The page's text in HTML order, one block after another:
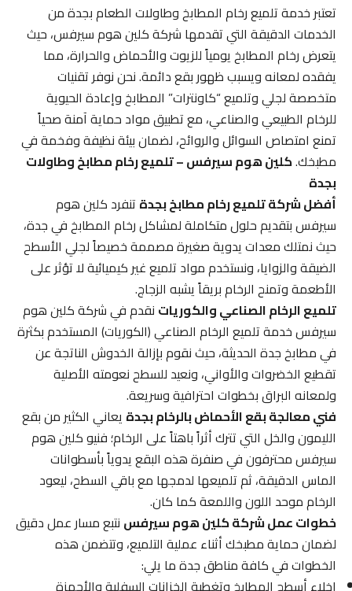
تعتبر خدمة تلميع رخام المطابخ وطاولات الطعام بجدة من
الخدمات الدقيقة التي تقدمها شركة كلين هوم سيرفس، حيث
يتعرض رخام المطابخ يومياً للزيوت والأحماض والحرارة، مما
يفقده لمعانه ويسبب ظهور بقع دائمة. نحن نوفر تقنيات
متخصصة لجلي وتلميع “كاونترات” المطابخ وإعادة الحيوية
للرخام الطبيعي والصناعي، مع تطبيق مواد حماية آمنة صحياً
تمنع امتصاص السوائل والروائح، لضمان بيئة نظيفة وفخمة في
مطبخك.كلين هوم سيرفس – تلميع رخام مطابخ وطاولات
بجدة
أفضل شركة تلميع رخام مطابخ بجدةتنفرد كلين هوم
سيرفس بتقديم حلول متكاملة لمشاكل رخام المطابخ في جدة،
حيث نمتلك معدات يدوية صغيرة مصممة خصيصاً لجلي الأسطح
الضيقة والزوايا، ونستخدم مواد تلميع غير كيميائية لا تؤثر على
الأطعمة وتمنح الرخام بريقاً يشبه الزجاج.
تلميع الرخام الصناعي والكورياتنقدم في شركة كلين هوم
سيرفس خدمة تلميع الرخام الصناعي (الكوريات) المستخدم بكثرة
في مطابخ جدة الحديثة، حيث نقوم بإزالة الخدوش الناتجة عن
تقطيع الخضروات والأواني، ونعيد للسطح نعومته الأصلية
ولمعانه البراق بخطوات احترافية وسريعة.
فني معالجة بقع الأحماض بالرخام بجدةيعاني الكثير من بقع
الليمون والخل التي تترك أثراً باهتاً على الرخام؛ فنيو كلين هوم
سيرفس محترفون في صنفرة هذه البقع يدوياً بأسطوانات
الماس الدقيقة، ثم تلميعها لدمجها مع باقي السطح، ليعود
الرخام موحد اللون واللمعة كما كان.
خطوات عمل شركة كلين هوم سيرفسنتبع مسار عمل دقيق
لضمان حماية مطبخك أثناء عملية التلميع، وتتضمن هذه
الخطوات في كافة مناطق جدة ما يلي: